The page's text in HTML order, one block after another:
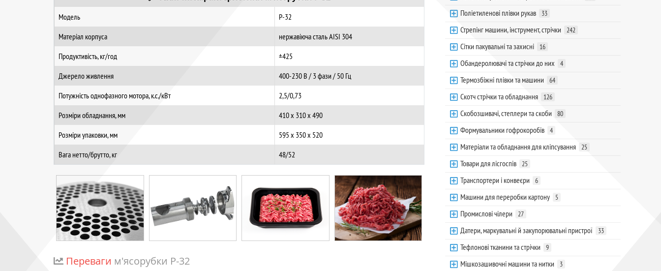
Модель
P-32
Матеріал корпуса
нержавіюча сталь AISI 304
Продуктивість, кг/год
±425
Джерело живлення
400-230 В / 3 фази / 50 Гц
Потужність однофазного мотора, к.с./кВт
2,5/0,73
Розміри обладнання, мм
410 х 310 х 490
Розміри упаковки, мм
595 х 350 х 520
Вага нетто/брутто, кг
48/52
Переваги м'ясорубки P-32
Поліетиленові плівки рукав 33
Стрепінг машини, інструмент, стрічки 242
Сітки пакувальні та захисні 16
Обандеролювачі та стрічки до них 4
Термозбіжні плівки та машини 64
Скотч стрічки та обладнання 126
Скобозшивачі, степлери та скоби 80
Формувальники гофрокоробів 4
Матеріали та обладнання для кліпсування 25
Товари для лісгоспів 25
Транспортери і конвеєри 6
Машини для переробки картону 5
Промислові чілери 27
Датери, маркувальні й закупорювальні пристрої 33
Тефлонові тканини та стрічки 9
Мішкозашивочні машини та нитки 3